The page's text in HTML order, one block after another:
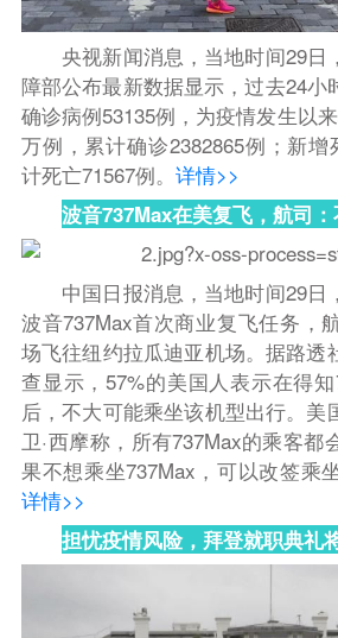
央视新闻消息， 当地时间29日
障部公布最新数据显示，过去24小
确诊病例53135例，为疫情发生以
万例，累计确诊2382865例；新
计死亡71567例。 详情>>
波音737Max在美复飞，航司
中国日报消息， 当地时间29日
波音737Max首次商业复飞任务，
场飞往纽约拉瓜迪亚机场。据路透
查显示，57%的美国人表示在得
后，不大可能乘坐该机型出行。美
卫·西摩称，所有737Max的乘客都
果不想乘坐737Max，可以改签乘
详情>>
担忧疫情风险，拜登就职典礼